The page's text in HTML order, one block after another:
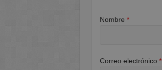
Nombre*
Correo electrónico*